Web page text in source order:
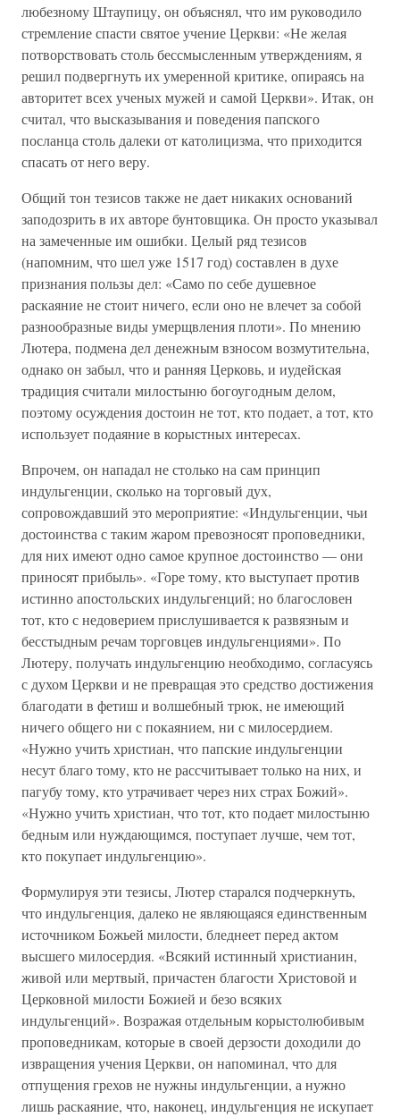
любезному Штаупицу, он объяснял, что им руководило
стремление спасти святое учение Церкви: «Не желая
потворствовать столь бессмысленным утверждениям, я
решил подвергнуть их умеренной критике, опираясь на
авторитет всех ученых мужей и самой Церкви». Итак, он
считал, что высказывания и поведения папского
посланца столь далеки от католицизма, что приходится
спасать от него веру.
Общий тон тезисов также не дает никаких оснований
заподозрить в их авторе бунтовщика. Он просто указывал
на замеченные им ошибки. Целый ряд тезисов
(напомним, что шел уже 1517 год) составлен в духе
признания пользы дел: «Само по себе душевное
раскаяние не стоит ничего, если оно не влечет за собой
разнообразные виды умерщвления плоти». По мнению
Лютера, подмена дел денежным взносом возмутительна,
однако он забыл, что и ранняя Церковь, и иудейская
традиция считали милостыню богоугодным делом,
поэтому осуждения достоин не тот, кто подает, а тот, кто
использует подаяние в корыстных интересах.
Впрочем, он нападал не столько на сам принцип
индульгенции, сколько на торговый дух,
сопровождавший это мероприятие: «Индульгенции, чьи
достоинства с таким жаром превозносят проповедники,
для них имеют одно самое крупное достоинство — они
приносят прибыль». «Горе тому, кто выступает против
истинно апостольских индульгенций; но благословен
тот, кто с недоверием прислушивается к развязным и
бесстыдным речам торговцев индульгенциями». По
Лютеру, получать индульгенцию необходимо, согласуясь
с духом Церкви и не превращая это средство достижения
благодати в фетиш и волшебный трюк, не имеющий
ничего общего ни с покаянием, ни с милосердием.
«Нужно учить христиан, что папские индульгенции
несут благо тому, кто не рассчитывает только на них, и
пагубу тому, кто утрачивает через них страх Божий».
«Нужно учить христиан, что тот, кто подает милостыню
бедным или нуждающимся, поступает лучше, чем тот,
кто покупает индульгенцию».
Формулируя эти тезисы, Лютер старался подчеркнуть,
что индульгенция, далеко не являющаяся единственным
источником Божьей милости, бледнеет перед актом
высшего милосердия. «Всякий истинный христианин,
живой или мертвый, причастен благости Христовой и
Церковной милости Божией и безо всяких
индульгенций». Возражая отдельным корыстолюбивым
проповедникам, которые в своей дерзости доходили до
извращения учения Церкви, он напоминал, что для
отпущения грехов не нужны индульгенции, а нужно
лишь раскаяние, что, наконец, индульгенция не искупает